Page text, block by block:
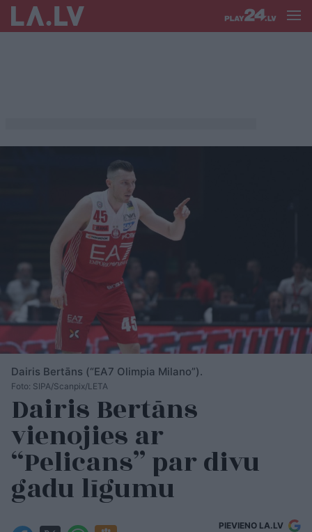
Dairis Bertāns (“EA7 Olimpia Milano”).
Foto: SIPA/Scanpix/LETA
Dairis Bertāns
vienojies ar
“Pelicans” par divu
gadu līgumu
PIEVIENO LA.LV